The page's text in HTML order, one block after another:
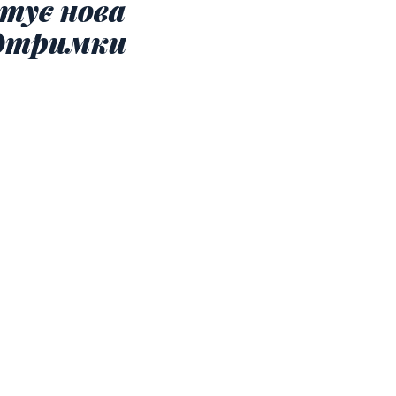
нова